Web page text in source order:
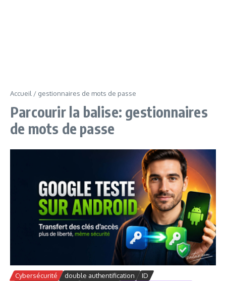
Accueil / gestionnaires de mots de passe
Parcourir la balise: gestionnaires
de mots de passe
Cybersécurité double authentification
ID